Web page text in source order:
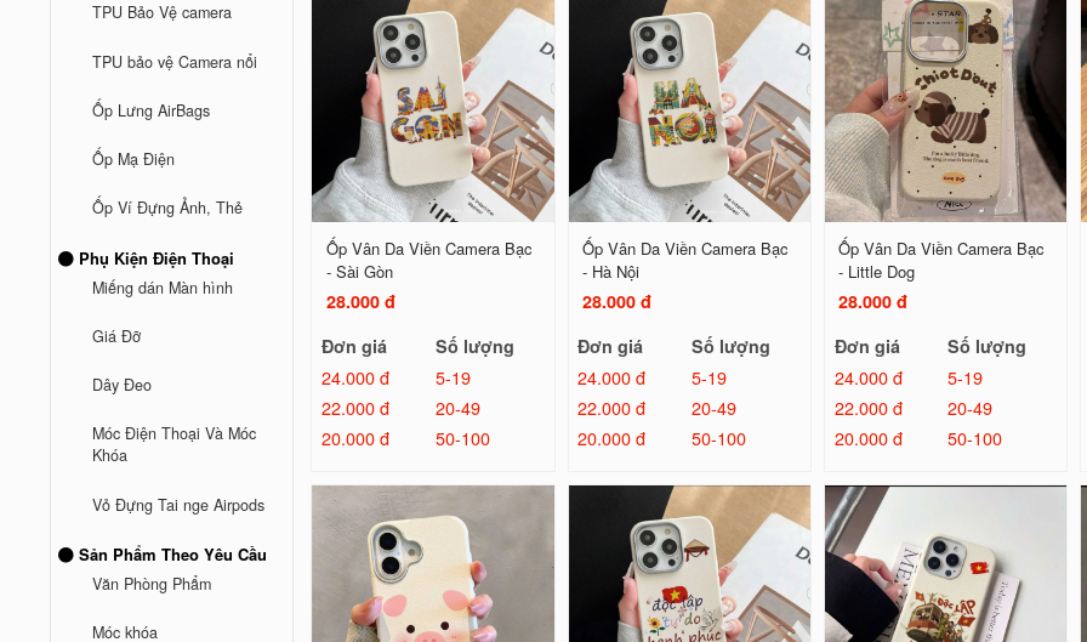
TPU Bảo Vệ camera
TPU bảo vệ Camera nổi
Ốp Lưng AirBags
Ốp Mạ Điện
Ốp Ví Đựng Ảnh, Thẻ
Phụ Kiện Điện Thoại
Miếng dán Màn hình
Giá Đỡ
Dây Đeo
Móc Điện Thoại Và Móc
Khóa
Vỏ Đựng Tai nge Airpods
Sản Phẩm Theo Yêu Cầu
Văn Phòng Phẩm
Móc khóa
Ốp Vân Da Viền Camera Bạc
- Sài Gòn
28.000 đ
Đơn giá
Số lượng
24.000 đ
5-19
22.000 đ
20-49
20.000 đ
50-100
Ốp Vân Da Viền Camera Bạc
- Hà Nội
28.000 đ
Đơn giá
Số lượng
24.000 đ
5-19
22.000 đ
20-49
20.000 đ
50-100
Ốp Vân Da Viền Camera Bạc
- Little Dog
28.000 đ
Đơn giá
Số lượng
24.000 đ
5-19
22.000 đ
20-49
20.000 đ
50-100